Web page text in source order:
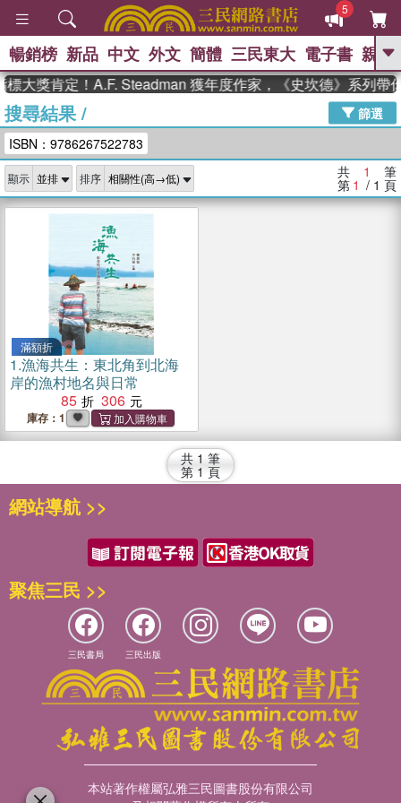
5
GO
高希均教授回憶錄
、 The Odyssey 、 父親節 、 花開錦
李登輝時代 、 數學女孩：黎曼猜想
、
如果歷史是一
群喵 、 臺灣漫遊錄
暢銷榜 新品 中文 外文 簡體 三民東大 電子書 親子
大獎肯定！A.F. Steadman 獲年度作家，《史坎德》系列帶
搜尋結果/
篩選
ISBN：9786267522783
顯示 排序 共 1 筆
第 1 / 1 頁
滿額折
1.漁海共生：東北角到北海
岸的漁村地名與日常
85
306
庫存：1
共 1 筆
第 1 頁
網站導航 >>
聚焦三民 >>
三民書局 三民出版
本站著作權屬弘雅三民圖書股份有限公司